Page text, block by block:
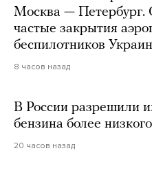
Москва — Петербург.
частые закрытия
беспилотников
8 часов назад
В России разрешили
бензина более
20 часов назад